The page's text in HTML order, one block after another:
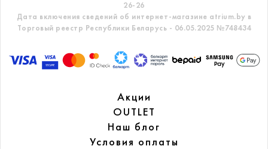
26-26
Дата включения сведений об интернет-магазине atrium.by в
Торговый реестр Республики Беларусь - 06.05.2025 №748434
Акции
OUTLET
Наш блог
Условия оплаты